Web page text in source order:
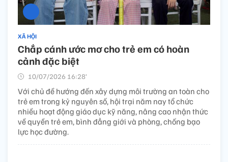
XÃ HỘI
Chắp cánh ước mơ cho trẻ em có hoàn
cảnh đặc biệt
10/07/2026 16:28’
Với chủ đề hướng đến xây dựng môi trường an toàn cho
trẻ em trong kỷ nguyên số, hội trại năm nay tổ chức
nhiều hoạt động giáo dục kỹ năng, nâng cao nhận thức
về quyền trẻ em, bình đẳng giới và phòng, chống bạo
lực học đường.